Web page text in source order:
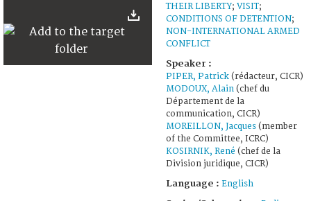
35
THEIR LIBERTY; VISIT;
CONDITIONS OF DETENTION;
NON-INTERNATIONAL ARMED
CONFLICT
Speaker :
PIPER, Patrick (rédacteur, CICR)
MODOUX, Alain (chef du
Département de la
communication, CICR)
MOREILLON, Jacques (member
of the Committee, ICRC)
KOSIRNIK, René (chef de la
Division juridique, CICR)
Language : English